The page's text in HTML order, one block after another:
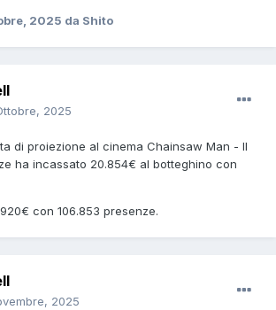
2025 da Shito
2025
di proiezione al cinema Chainsaw Man - Il
ha incassato 20.854€ al botteghino con
con 106.853 presenze.
2025